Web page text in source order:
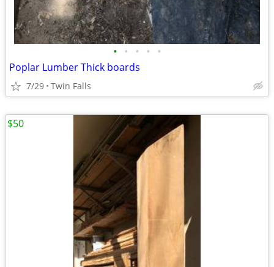
• • • • •
Poplar Lumber Thick boards
7/29 Twin Falls
$50